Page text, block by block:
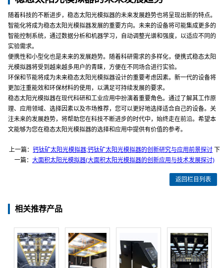
随着科技的不断进步，稳态太阳光模拟器的未来发展趋势也将呈现出新的特点。
智能化将成为稳态太阳光模拟器发展的重要方向。未来的设备将可能集成更多的
智能控制系统，通过数据分析和机器学习，自动调整光谱和强度，以适应不同的
实验需求。
便携性和小型化也是未来的发展趋势。随着科研需求的多样化，便携式稳态太阳
光模拟器将受到越来越多用户的青睐，方便在不同场合进行实验。
环保和节能将成为未来稳态太阳光模拟器设计的重要考虑因素。新一代的设备将
更加注重能效和环保材料的使用，以满足可持续发展的要求。
稳态太阳光模拟器在现代科研和工业应用中扮演着重要角色。通过了解其工作原
理、应用领域、选择因素以及市场推荐，您可以更好地选择适合自己的设备。关
注未来的发展趋势，将帮助您在科技不断进步的时代中，始终走在前沿。希望本
文能够为您在稳态太阳光模拟器的选择和应用中提供有价值的参考。
上一篇：钙钛矿太阳光模拟器;钙钛矿太阳光模拟器的创新研究与应用前景探讨 下
一篇：大面积太阳光模拟器(大面积太阳光模拟器的创新应用与技术发展探讨)
返回栏目列表
相关推荐产品